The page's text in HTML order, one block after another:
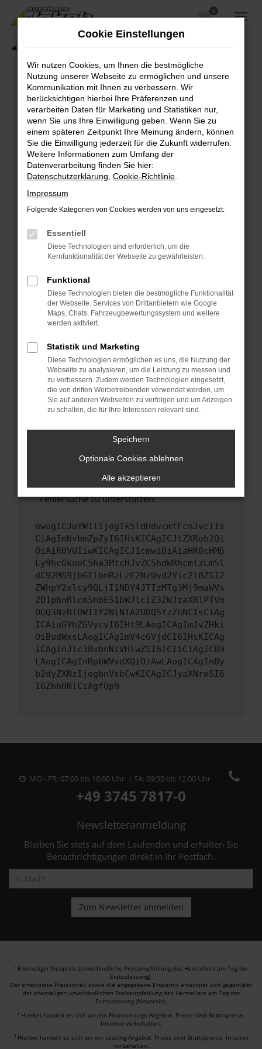
Zum
Hauptinhalt
0
Fehler: Network Error
Beim Laden ist ein Fehler aufgetreten.
Hier sind ein paar Tipps, die dir helfen können:
Überprüfe deine Firewall und deine
Internetverbindung.
Laden andere Webseiten, zum Beispiel deine
Suchmaschine?
Prüfe deine Browsererweiterungen.
Manche Erweiterungen, wie Werbeblocker,
können das Laden bestimmter Seiten
verhindern. Funktioniert die Seite in einem
Fenster?
Starte dein Gerät neu.
Das kann manchmal helfen, vorübergehende
Probleme zu beheben.
Betriebssystem auf dem neuesten Stand
sind.
Veraltete Software birgt nicht nur ein
Sicherheitsrisiko, sondern kann auch dazu
führen, dass bestimmte Funktionen nicht mehr
unterstützt werden.
Wende dich an den Webseitenbetreiber.
Wenn du alle oben genannten Schritte versucht
hast, kontaktiere uns bitte. Wir werden
versuchen, das Problem zu beheben. Du kannst
uns diesen Text schicken, um uns bei der
Fehlersuche zu unterstützen:
ewogICJuYW1lIjogIk5ldHdvcmtFcnJvciIs
CiAgImNvbmZpZyI6IHsKICAgICJtZXRob2Qi
OiAiR0VUIiwKICAgICJ1cmwiOiAiaHR0cHM6
Ly9hcGkueC5ha3MtcHJvZC5hdWRhcmlzLm5l
dC92MS9jbGllbnRzLzE2NzUvd2Vic2l0ZS12
ZWhpY2xlcy9QLjI1NDY4JTIzMTg3Mj9maWVs
ZD1pbnRlcm5hbE51bWJlciZ3ZWJzaXRlPTVm
OGQ3NzNlOWI1Y2NiNTA2ODQ5YzZhNCIsCiAg
ICAiaGVhZGVycyI6IHt9LAogICAgImJvZHki
OiBudWxsLAogICAgImV4cGVjdCI6IHsKICAg
ICAgInJlc3BvbnNlVHlwZSI6ICIiCiAgICB9
LAogICAgInRpbWVvdXQiOiAwLAogICAgInBy
b2dyZXNzIjogbnVsbCwKICAgICJyaXNreSI6
IGZhbHNlCiAgfQp9
MO - FR: 07:00 bis 18:00 Uhr | SA: 09:30 bis 12:00 Uhr
+49 3745 7817-0
Newsletteranmeldung
Bleiben Sie stets auf dem Laufenden und erhalten Sie
Benachrichtigungen direkt in Ihr Postfach.
1 Ehemaliger Neupreis (Unverbindliche Preisempfehlung des Herstellers am Tag der
Erstzulassung).
Der errechnete Preisvorteil sowie die angegebene Ersparnis errechnet sich gegenüber
der ehemaligen unverbindlichen Preisempfehlung des Herstellers am Tag der
Erstzulassung (Neupreis).
2 Hierbei handelt es sich um ein Finanzierungs-Angebot. Preise sind Bruttopreise.
Irrtümer vorbehalten.
3 Hierbei handelt es sich um ein Leasing-Angebot. Preise sind Bruttopreise. Irrtümer
vorbehalten.
Cookie Einstellungen
Wir nutzen Cookies, um Ihnen die bestmögliche
Nutzung unserer Webseite zu ermöglichen und unsere
Kommunikation mit Ihnen zu verbessern. Wir
berücksichtigen hierbei Ihre Präferenzen und
verarbeiten Daten für Marketing und Statistiken nur,
wenn Sie uns Ihre Einwilligung geben. Wenn Sie zu
einem späteren Zeitpunkt Ihre Meinung ändern, können
Sie die Einwilligung jederzeit für die Zukunft widerrufen.
Weitere Informationen zum Umfang der
Datenverarbeitung finden Sie hier:
Datenschutzerklärung Cookie-Richtlinie
Impressum
Folgende Kategorien von Cookies werden von uns eingesetzt:
Essentiell
Diese Technologien sind erforderlich, um die
Kernfunktionalität der Webseite zu gewährleisten.
Funktional
Diese Technologien bieten die bestmögliche Funktionalität
der Webseite. Services von Drittanbietern wie Google
Maps, Chats, Fahrzeugbewertungssystem und weitere
werden aktiviert.
Statistik und Marketing
Diese Technologien ermöglichen es uns, die Nutzung der
Webseite zu analysieren, um die Leistung zu messen und
zu verbessern. Zudem werden Technologien eingesetzt,
die von dritten Werbetreibenden verwendet werden, um
Sie auf anderen Webseiten zu verfolgen und um Anzeigen
zu schalten, die für Ihre Interessen relevant sind.
Speichern
Optionale Cookies ablehnen
Alle akzeptieren